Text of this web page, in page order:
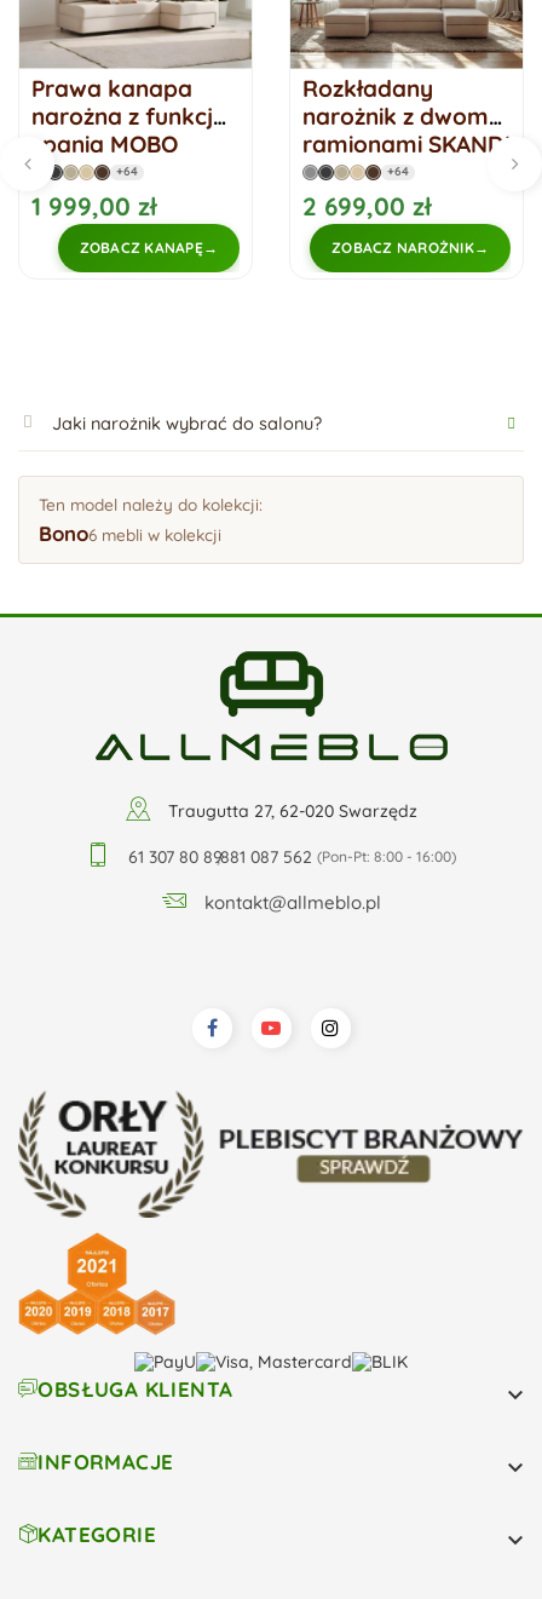
Prawa kanapa
narożna z funkcją
spania MOBO
rozkładany
narożnik
+64
1 999,00 zł
ZOBACZ KANAPĘ
Rozkładany
narożnik z dwoma
ramionami SKANDI
U
+64
2 699,00 zł
ZOBACZ NAROŻNIK
Jaki narożnik wybrać do salonu?
Ten model należy do kolekcji:
Bono6 mebli w kolekcji
Traugutta 27, 62-020 Swarzędz
61 307 80 89
,881 087 562 (Pon-Pt: 8:00 - 16:00)
kontakt@allmeblo.pl
OBSŁUGA KLIENTA 
INFORMACJE 
KATEGORIE 